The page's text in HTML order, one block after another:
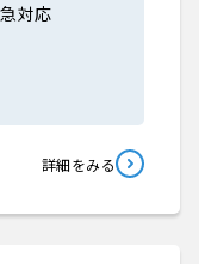
対応
詳細をみる